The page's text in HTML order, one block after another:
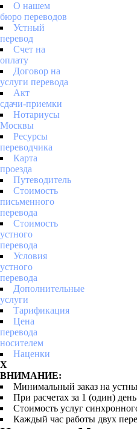
О нашем
бюро переводов
Устный
перевод
Счет на
оплату
Договор на
услуги перевода
Акт
сдачи-приемки
Нотариусы
Москвы
Ресурсы
переводчика
Карта
проезда
Путеводитель
Стоимость
письменного
перевода
Стоимость
устного
перевода
Условия
устного
перевода
Дополнительные
услуги
Тарификация
Цена
перевода
носителем
Наценки
X
ВНИМАНИЕ:
Минимальный заказ на
При расчетах за 1 (один)
Стоимость услуг
Каждый час работы двух